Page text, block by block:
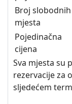
Broj slobodnih
mjesta
Pojedinačna
cijena
Sva mjesta su
rezervacije za
sljedećem